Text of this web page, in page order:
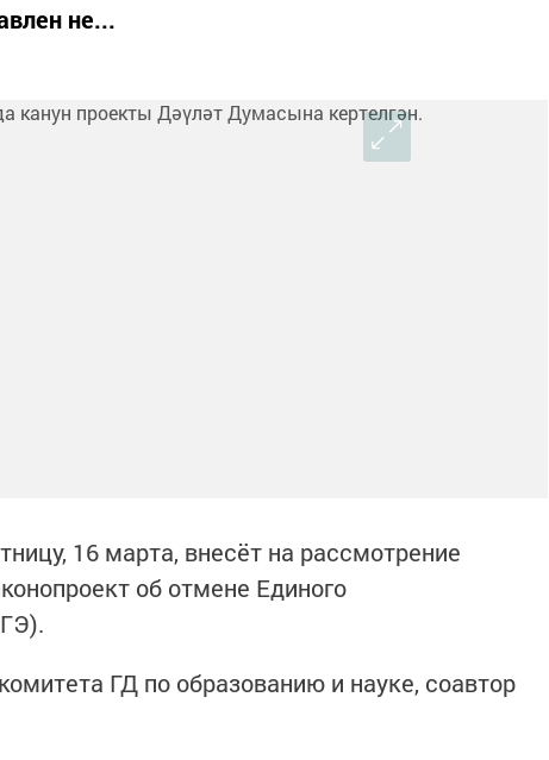
не...
16 марта, внесёт на рассмотрение
об отмене Единого
ГД по образованию и науке, соавтор